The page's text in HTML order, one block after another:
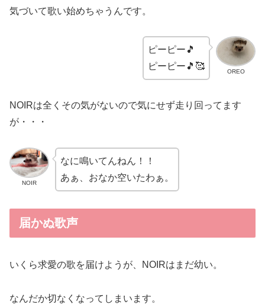
気づいて歌い始めちゃうんです。
OREO
ピーピー🎵
ピーピー🎵🥰
NOIRは全くその気がないので気にせず走り回ってます
が・・・
NOIR
なに鳴いてんねん！！
あぁ、おなか空いたわぁ。
届かぬ歌声
いくら求愛の歌を届けようが、NOIRはまだ幼い。
なんだか切なくなってしまいます。